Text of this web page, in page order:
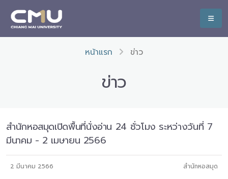
หน้าแรก ข่าว
ข่าว
สำนักหอสมุดเปิดพื้นที่นั่งอ่าน 24 ชั่วโมง ระหว่างวันที่ 7
มีนาคม - 2 เมษายน 2566
2 มีนาคม 2566 สำนักหอสมุด